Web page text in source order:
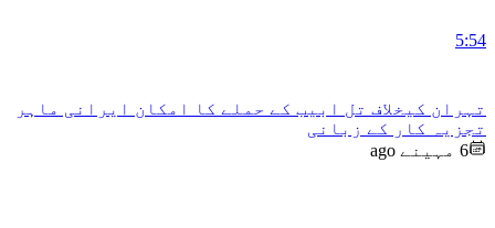
5:54
تہران کیخلاف تل ابیب کے حملے کا امکان ایرانی ماہر
تجزیہ کار کے زبانی
6 مہینے ago